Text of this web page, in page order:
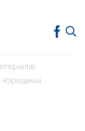
Юридичні